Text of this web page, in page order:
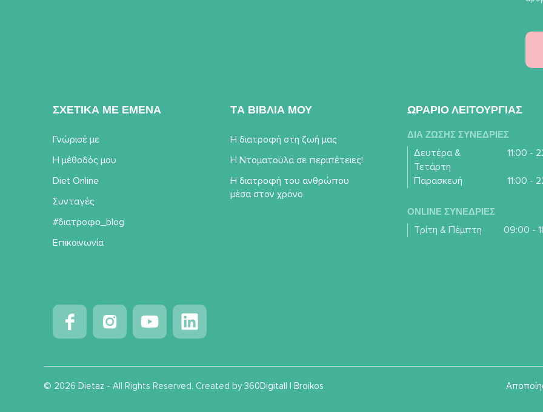
ΣΧΕΤΙΚΑ ΜΕ ΕΜΕΝΑ
Γνώρισέ με
Η μέθοδός μου
Diet Online
Συνταγές
#διατροφο_blog
Επικοινωνία
TΑ ΒΙΒΛΙΑ ΜΟΥ
Η διατροφή στη ζωή μας
Η Ντοματούλα σε περιπέτειες!
Η διατροφή του ανθρώπου
μέσα στον χρόνο
ΩΡΑΡΙΟ ΛΕΙΤΟΥΡΓΙΑΣ
ΔΙΑ ΖΩΣΗΣ ΣΥΝΕΔΡΙΕΣ
Δευτέρα &
Τετάρτη
11:00 -
Παρασκευή 11:00 -
ONLINE ΣΥΝΕΔΡΙΕΣ
Τρίτη & Πέμπτη 09:00 -
© 2026 Dietaz - All Rights Reserved. Created by 360Digitall | Broikos